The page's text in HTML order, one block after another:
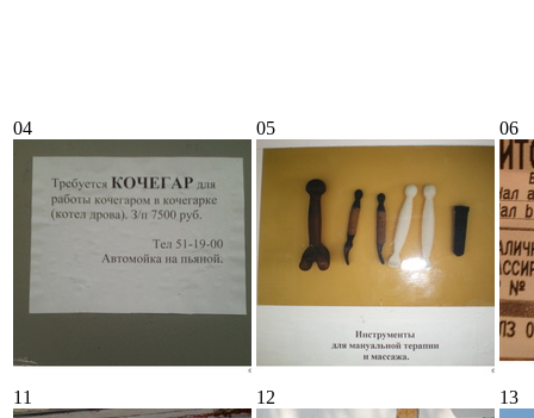
04 05 06
11 12 13